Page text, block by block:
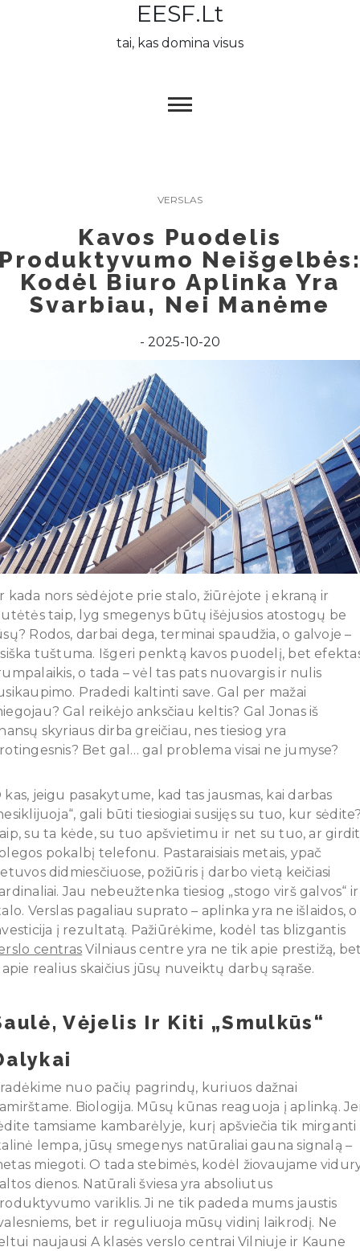
EESF.lt
tai, kas domina visus
VERSLAS
Kavos Puodelis
Kodėl Biuro Aplinka Yra
Svarbiau, Nei Manėme
2025-10-20
kada nors sėdėjote prie stalo, žiūrėjote į ekraną ir
taip, lyg smegenys būtų išėjusios atostogų be
Rodos, darbai dega, terminai spaudžia, o galvoje –
tuštuma. Išgeri penktą kavos puodelį, bet
o tada – vėl tas pats nuovargis ir nulis
Pradedi kaltinti save. Gal per mažai
Gal reikėjo anksčiau keltis? Gal Jonas iš
skyriaus dirba greičiau, nes tiesiog yra
Bet gal… gal problema visai ne jumyse?
kas, jeigu pasakytume, kad tas jausmas, kai darbas
gali būti tiesiogiai susijęs su tuo, kur
su ta kėde, su tuo apšvietimu ir net su tuo, ar
pokalbį telefonu. Pastaraisiais metais, ypač
didmiesčiuose, požiūris į darbo vietą keičiasi
Jau nebeužtenka tiesiog „stogo virš galvos“ ir
Verslas pagaliau suprato – aplinka yra ne išlaidos, o
į rezultatą. Pažiūrėkime, kodėl tas blizgantis
centras Vilniaus centre yra ne tik apie prestižą,
realius skaičius jūsų nuveiktų darbų sąraše.
Vėjelis Ir Kiti „smulkūs“
nuo pačių pagrindų, kuriuos dažnai
Biologija. Mūsų kūnas reaguoja į aplinką.
tamsiame kambarėlyje, kurį apšviečia tik mirganti
lempa, jūsų smegenys natūraliai gauna signalą –
miegoti. O tada stebimės, kodėl žiovaujame
dienos. Natūrali šviesa yra absoliutus
variklis. Ji ne tik padeda mums jaustis
bet ir reguliuoja mūsų vidinį laikrodį. Ne
naujausi A klasės verslo centrai Vilniuje ir Kaune